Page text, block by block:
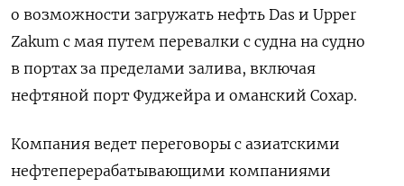
о возможности загружать нефть Das и Upper
Zakum с мая путем перевалки с судна на судно
в портах за пределами залива, ‌включая
нефтяной порт Фуджейра и оманский Сохар.
Компания ведет переговоры с азиатскими
нефтеперерабатывающими компаниями